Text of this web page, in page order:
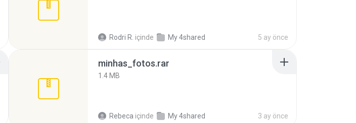
Rodri R. içinde My 4shared 5 ay önce
minhas_fotos.rar
1.4 MB
Rebeca içinde My 4shared 3 ay önce